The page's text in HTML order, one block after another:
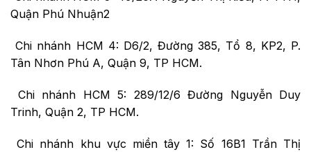
Quận Phú Nhuận2
Chi nhánh HCM 4: D6/2, Đường 385, Tổ 8, KP2, P.
Tân Nhơn Phú A, Quận 9, TP HCM.
Chi nhánh HCM 5: 289/12/6 Đường Nguyễn Duy
Trinh, Quận 2, TP HCM.
Chi nhánh khu vực miền tây 1: Số 16B1 Trần Thị